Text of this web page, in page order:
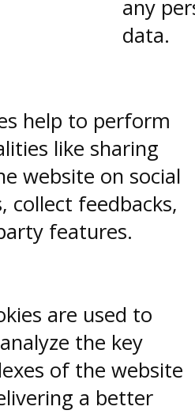
any
data.
help to perform
like sharing
website on social
collect feedbacks,
features.
are used to
the key
of the website
a better